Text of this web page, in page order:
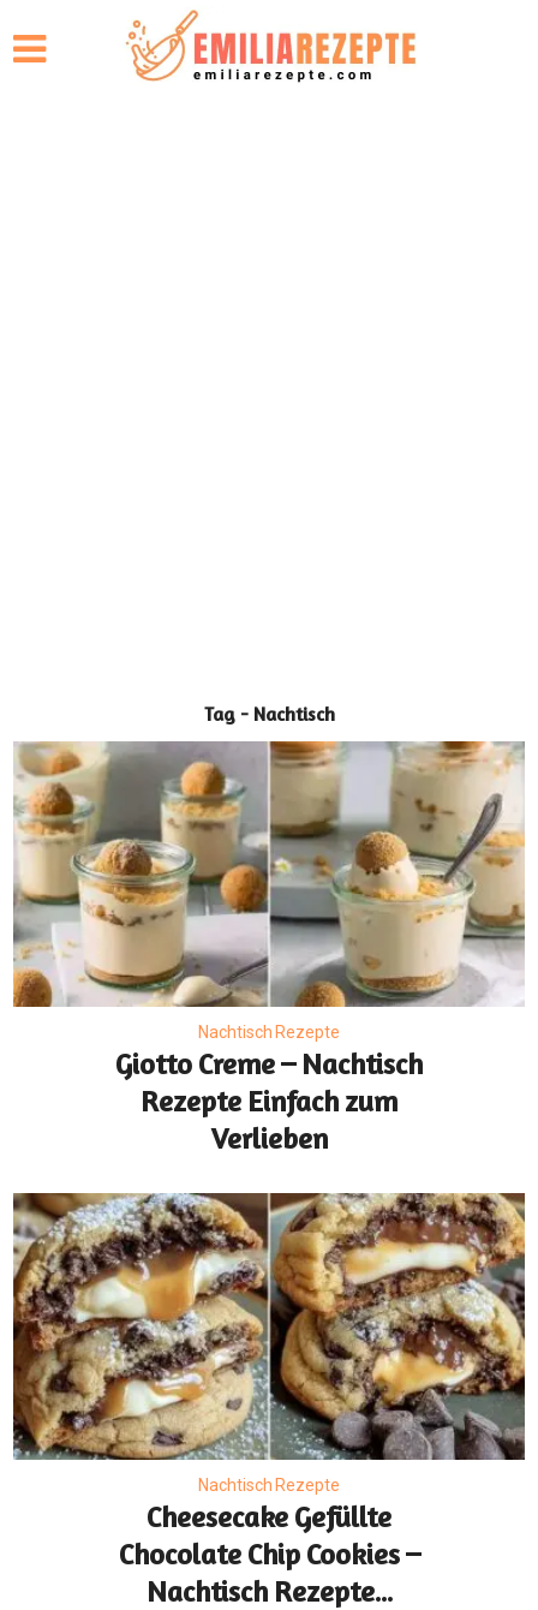
Tag - Nachtisch
Nachtisch Rezepte
Giotto Creme – Nachtisch
Rezepte Einfach zum
Verlieben
Nachtisch Rezepte
Cheesecake Gefüllte
Chocolate Chip Cookies –
Nachtisch Rezepte...